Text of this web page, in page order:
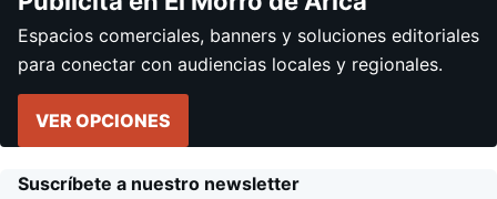
Espacios comerciales, banners y soluciones editoriales
para conectar con audiencias locales y regionales.
VER OPCIONES
Suscríbete a nuestro newsletter